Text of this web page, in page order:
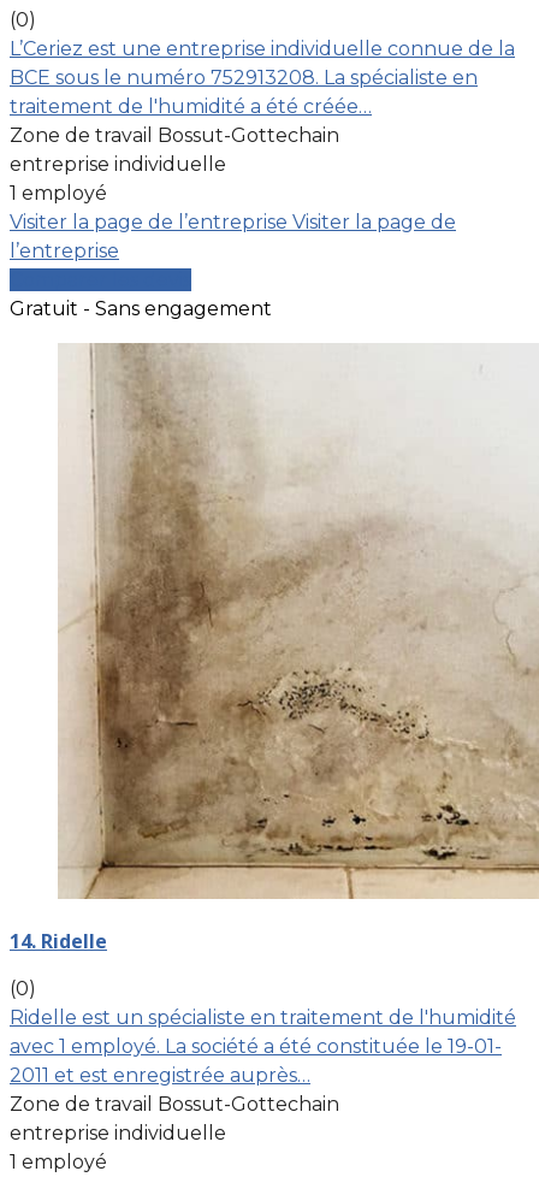
(0)
L’Ceriez est une entreprise individuelle connue de la
BCE sous le numéro 752913208. La spécialiste en
traitement de l'humidité a été créée…
Zone de travail Bossut-Gottechain
entreprise individuelle
1 employé
Visiter la page de l’entreprise Visiter la page de
l’entreprise
Gratuit - Sans engagement
14. Ridelle
(0)
Ridelle est un spécialiste en traitement de l'humidité
avec 1 employé. La société a été constituée le 19-01-
2011 et est enregistrée auprès…
Zone de travail Bossut-Gottechain
entreprise individuelle
1 employé